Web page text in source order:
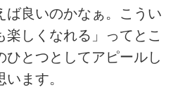
ば良いのかなぁ。こうい
楽しくなれる」ってとこ
ひとつとしてアピールし
ます。